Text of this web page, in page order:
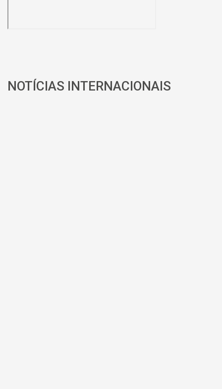
NOTÍCIAS INTERNACIONAIS